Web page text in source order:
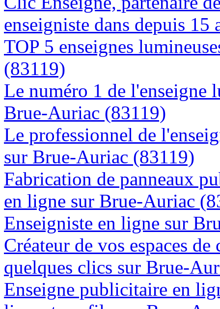
enseigniste dans depuis
TOP 5 enseignes
(83119)
Le numéro 1 de l'enseigne
Brue-Auriac (83119)
Le professionnel de
sur Brue-Auriac (83119)
Fabrication de panneaux
en ligne sur Brue-Auriac
Enseigniste en ligne sur
Créateur de vos espaces
quelques clics sur Brue-
Enseigne publicitaire en